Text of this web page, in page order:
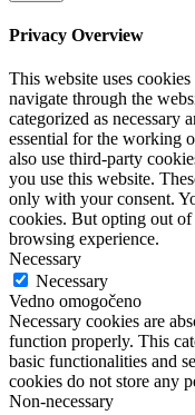
Privacy Overview
This website uses
navigate through the
categorized as necessary
essential for the working
also use third-party
you use this website.
only with your consent.
cookies. But opting out
browsing experience.
Necessary
Necessary
Vedno omogočeno
Necessary cookies are
function properly. This
basic functionalities and
cookies do not store any
Non-necessary